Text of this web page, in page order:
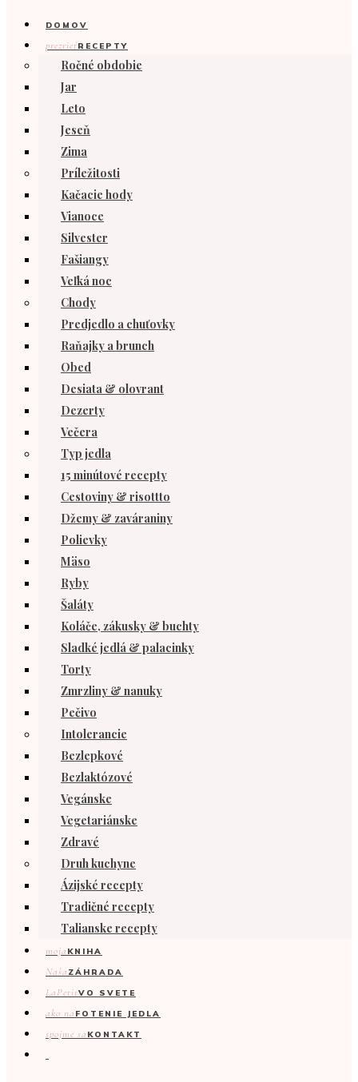
DOMOV
prezrieťRECEPTY
Ročné obdobie
Jar
Leto
Jeseň
Zima
Príležitosti
Kačacie hody
Vianoce
Silvester
Fašiangy
Veľká noc
Chody
Predjedlo a chuťovky
Raňajky a brunch
Obed
Desiata & olovrant
Dezerty
Večera
Typ jedla
15 minútové recepty
Cestoviny & risottto
Džemy & zaváraniny
Polievky
Mäso
Ryby
Šaláty
Koláče, zákusky & buchty
Sladké jedlá & palacinky
Torty
Zmrzliny & nanuky
Pečivo
Intolerancie
Bezlepkové
Bezlaktózové
Vegánske
Vegetariánske
Zdravé
Druh kuchyne
Ázijské recepty
Tradičné recepty
Talianske recepty
moja KNIHA
Naša ZÁHRADA
LaPetitVO SVETE
ako na FOTENIE JEDLA
spojme sa KONTAKT